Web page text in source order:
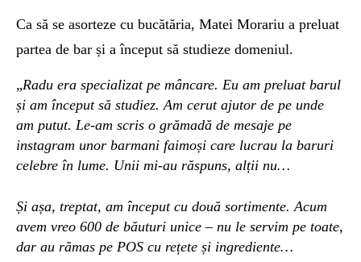
Ca să se asorteze cu bucătăria, Matei Morariu a preluat
partea de bar și a început să studieze domeniul.
„Radu era specializat pe mâncare. Eu am preluat barul
și am început să studiez. Am cerut ajutor de pe unde
am putut. Le-am scris o grămadă de mesaje pe
instagram unor barmani faimoși care lucrau la baruri
celebre în lume. Unii mi-au răspuns, alții nu…
Și așa, treptat, am început cu două sortimente. Acum
avem vreo 600 de băuturi unice – nu le servim pe toate,
dar au rămas pe POS cu rețete și ingrediente…